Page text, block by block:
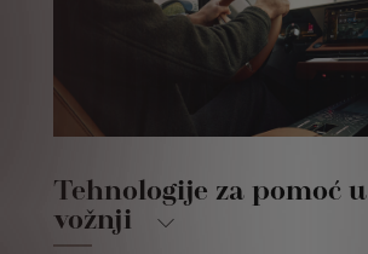
Tehnologije za pomoć u
vožnji